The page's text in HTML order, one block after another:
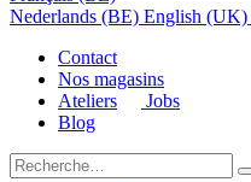
Nederlands (BE) English (UK)
Contact
Nos magasins
Ateliers
Jobs
Blog